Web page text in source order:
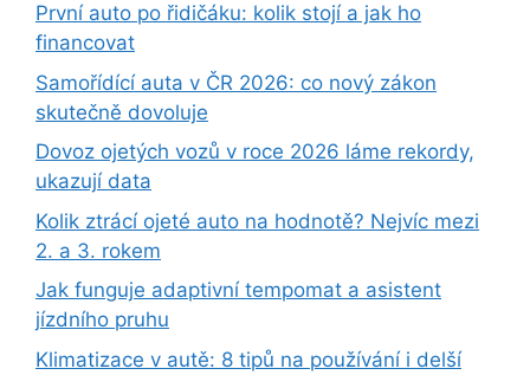
První auto po řidičáku: kolik stojí a jak ho
financovat
Samořídící auta v ČR 2026: co nový zákon
skutečně dovoluje
Dovoz ojetých vozů v roce 2026 láme rekordy,
ukazují data
Kolik ztrácí ojeté auto na hodnotě? Nejvíc mezi
2. a 3. rokem
Jak funguje adaptivní tempomat a asistent
jízdního pruhu
Klimatizace v autě: 8 tipů na používání i delší